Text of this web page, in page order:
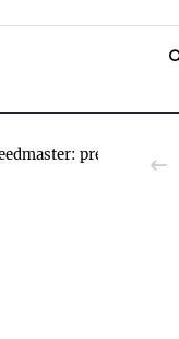
prezzi,